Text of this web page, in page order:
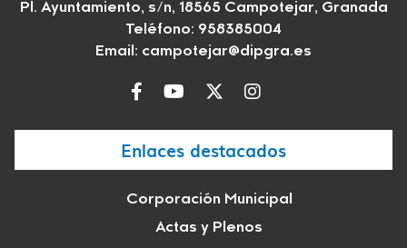
Pl. Ayuntamiento, s/n, 18565 Campotejar, Granada
Teléfono: 958385004
Email: campotejar@dipgra.es
Enlaces destacados
Corporación Municipal
Actas y Plenos